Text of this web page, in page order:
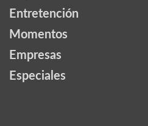
Entretención
Momentos
Empresas
Especiales